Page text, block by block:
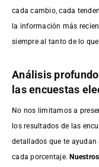
cada cambio, cada
la información más
siempre al tanto de lo
Análisis
las encuestas
No nos limitamos a
los resultados de las
detallados que te
cada porcentaje.